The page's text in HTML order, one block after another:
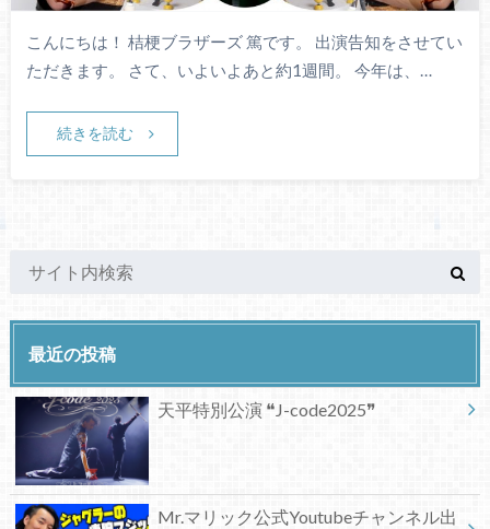
こんにちは！ 桔梗ブラザーズ 篤です。 出演告知をさせてい
ただきます。 さて、いよいよあと約1週間。 今年は、…
続きを読む
最近の投稿
天平特別公演 ❝J-code2025❞
Mr.マリック公式Youtubeチャンネル出